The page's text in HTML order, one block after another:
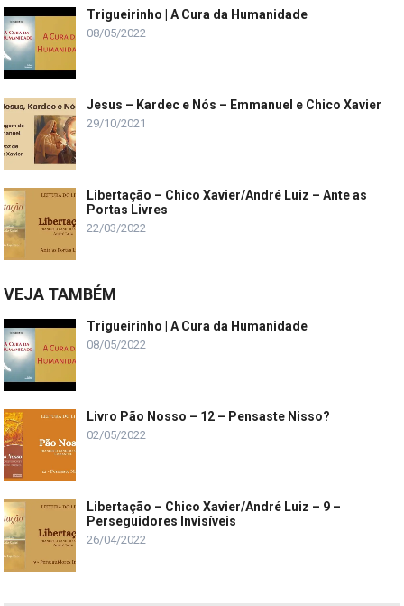
Trigueirinho | A Cura da Humanidade
08/05/2022
Jesus – Kardec e Nós – Emmanuel e Chico Xavier
29/10/2021
Libertação – Chico Xavier/André Luiz – Ante as
Portas Livres
22/03/2022
VEJA TAMBÉM
Trigueirinho | A Cura da Humanidade
08/05/2022
Livro Pão Nosso – 12 – Pensaste Nisso?
02/05/2022
Libertação – Chico Xavier/André Luiz – 9 –
Perseguidores Invisíveis
26/04/2022